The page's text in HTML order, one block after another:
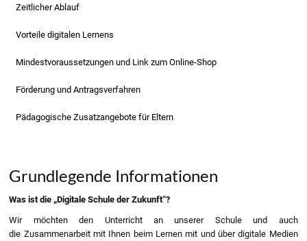
Schule
St.
Stephan,
Straubing-
Zeitlicher Ablauf
Vorteile digitalen Lernens
Mindestvoraussetzungen und Link zum Online-Shop
Förderung und Antragsverfahren
Pädagogische Zusatzangebote für Eltern
Grundlegende Informationen
Was ist die „Digitale Schule der Zukunft“?
Wir möchten den Unterricht an unserer Schule und auch
die Zusammenarbeit mit Ihnen beim Lernen mit und über digitale Medien